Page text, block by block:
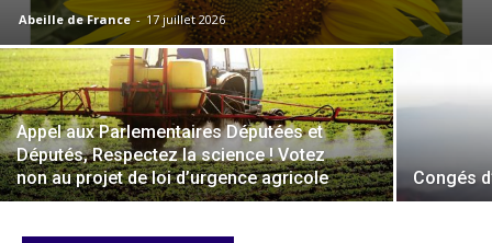
Abeille de France - 17 juillet 2026
Appel aux Parlementaires Députées et
Députés, Respectez la science ! Votez
non au projet de loi d’urgence agricole
Congés